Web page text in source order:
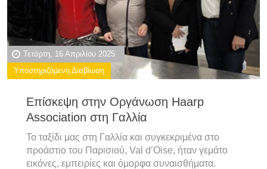
Τετάρτη, 16 Απριλίου 2025
Υποστηριζόμενη Διαβίωση
Επίσκεψη στην Οργάνωση Haarp
Association στη Γαλλία
Το ταξίδι μας στη Γαλλία και συγκεκριμένα στο
προάστιο του Παρισιού, Val d’Oise, ήταν γεμάτο
εικόνες, εμπειρίες και όμορφα συναισθήματα.